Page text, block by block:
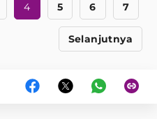
4 5 6 7
Selanjutnya